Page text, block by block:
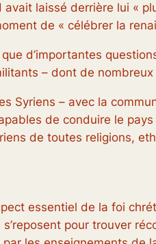
avait laissé derrière lui «
de « célébrer la
d’importantes
– dont de
Syriens – avec la
de conduire le
de toutes religions,
essentiel de la foi
s’reposent pour trouver